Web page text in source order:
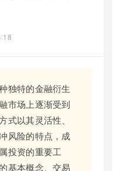
独特的金融衍生
市场上逐渐受到
式以其灵活性、
风险的特点，成
投资的重要工
基本概念、交易